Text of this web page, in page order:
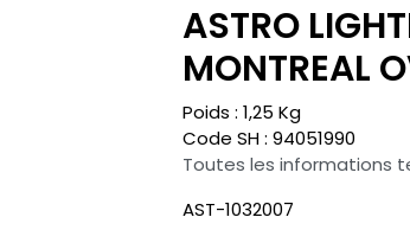
ASTRO
MONTREAL
Poids : 1,25 Kg
Code SH : 94051990
Toutes les informations
AST-1032007